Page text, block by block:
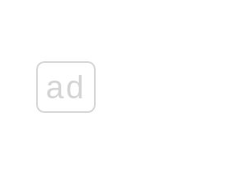
ad